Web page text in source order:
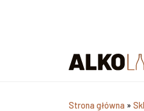
Strona główna »